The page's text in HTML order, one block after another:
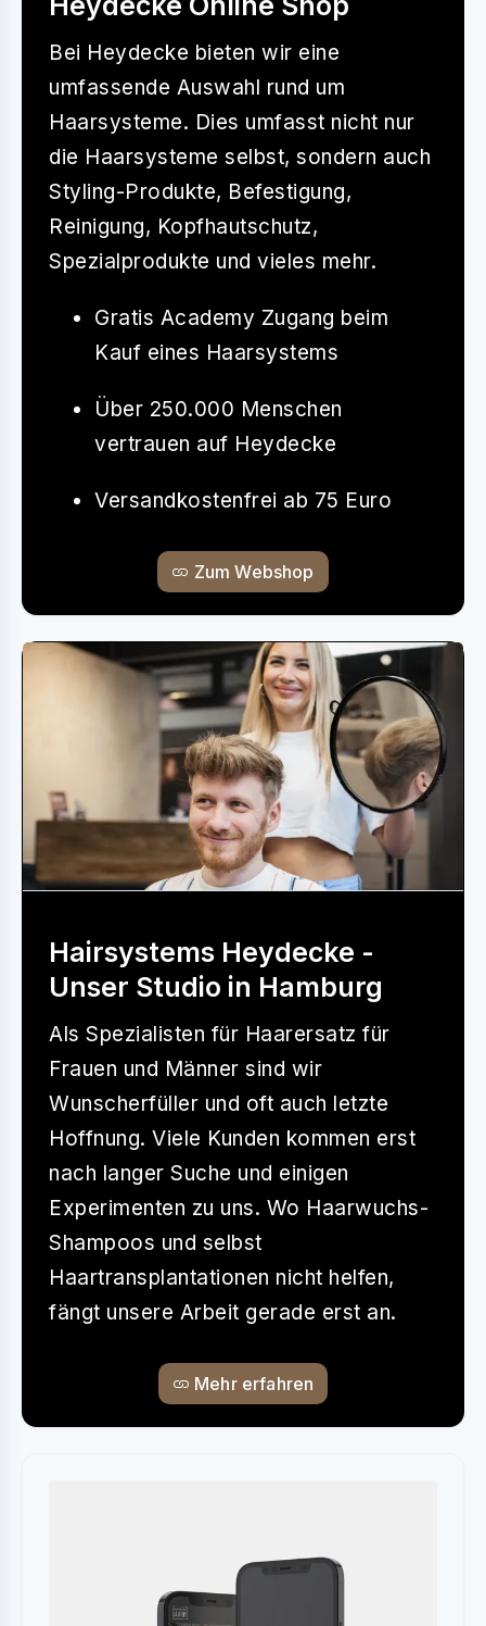
Bei Heydecke bieten wir eine
umfassende Auswahl rund um
Haarsysteme. Dies umfasst nicht nur
die Haarsysteme selbst, sondern auch
Styling-Produkte, Befestigung,
Reinigung, Kopfhautschutz,
Spezialprodukte und vieles mehr.
Gratis Academy Zugang beim
Kauf eines Haarsystems
Über 250.000 Menschen
vertrauen auf Heydecke
Versandkostenfrei ab 75 Euro
Zum Webshop
Hairsystems Heydecke -
Unser Studio in Hamburg
Als Spezialisten für Haarersatz für
Frauen und Männer sind wir
Wunscherfüller und oft auch letzte
Hoffnung. Viele Kunden kommen erst
nach langer Suche und einigen
Experimenten zu uns. Wo Haarwuchs-
Shampoos und selbst
Haartransplantationen nicht helfen,
fängt unsere Arbeit gerade erst an.
Mehr erfahren